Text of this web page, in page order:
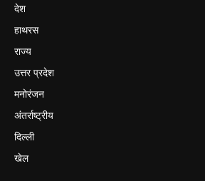
देश
हाथरस
राज्य
उत्तर प्रदेश
मनोरंजन
अंतर्राष्ट्रीय
दिल्ली
खेल